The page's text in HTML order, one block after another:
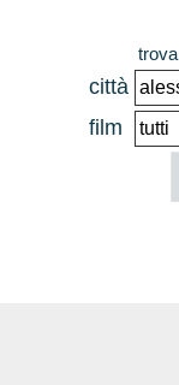
città
film